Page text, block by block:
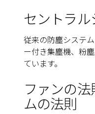
セントラル
従来の防塵システ
ー付き集塵機、粉
ています。
ファンの
ムの法則